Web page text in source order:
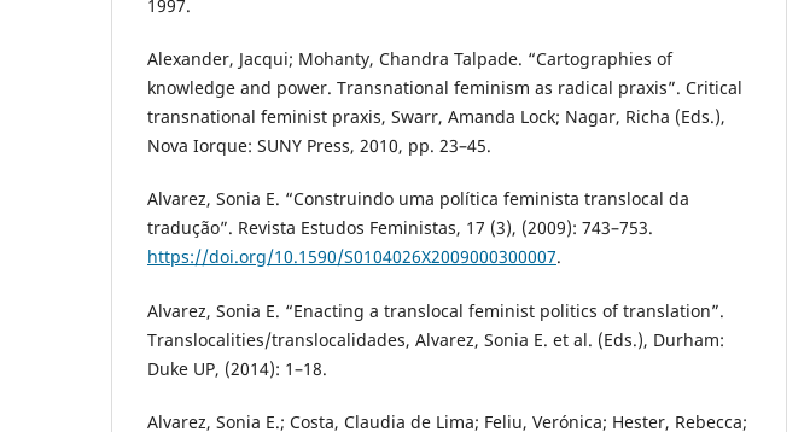
1997.
Alexander, Jacqui; Mohanty, Chandra Talpade. “Cartographies of
knowledge and power. Transnational feminism as radical praxis”. Critical
transnational feminist praxis, Swarr, Amanda Lock; Nagar, Richa (Eds.),
Nova Iorque: SUNY Press, 2010, pp. 23–45.
Alvarez, Sonia E. “Construindo uma política feminista translocal da
tradução”. Revista Estudos Feministas, 17 (3), (2009): 743–753.
https://doi.org/10.1590/S0104026X2009000300007.
Alvarez, Sonia E. “Enacting a translocal feminist politics of translation”.
Translocalities/translocalidades, Alvarez, Sonia E. et al. (Eds.), Durham:
Duke UP, (2014): 1–18.
Alvarez, Sonia E.; Costa, Claudia de Lima; Feliu, Verónica; Hester, Rebecca;